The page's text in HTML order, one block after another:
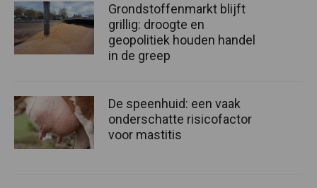
Grondstoffenmarkt blijft
grillig: droogte en
geopolitiek houden handel
in de greep
De speenhuid: een vaak
onderschatte risicofactor
voor mastitis